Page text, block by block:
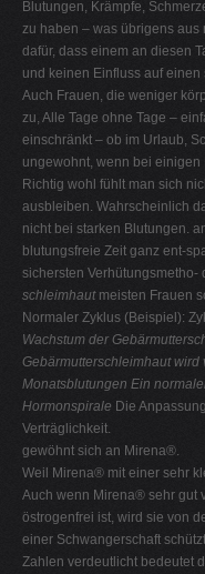
Blutungen, Krämpfe,
zu haben – was übrigens
dafür, dass einem an diesen
und keinen Einfluss auf
Auch Frauen, die weniger
zu, Alle Tage ohne Tage –
einschränkt – ob im Urlaub,
ungewohnt, wenn bei einigen
Richtig wohl fühlt man sich
ausbleiben. Wahrscheinlich
nicht bei starken Blutungen.
blutungsfreie Zeit ganz ent-
sichersten
schleimhaut meisten Frauen
Normaler Zyklus (Beispiel):
Wachstum der
Gebärmutterschleimhaut
Monatsblutungen Ein
Hormonspirale Die
Verträglichkeit.
gewöhnt sich an Mirena®.
Weil Mirena® mit einer sehr
Auch wenn Mirena® sehr gut
östrogenfrei ist, wird sie von
einer Schwangerschaft
Zahlen verdeutlicht bedeutet